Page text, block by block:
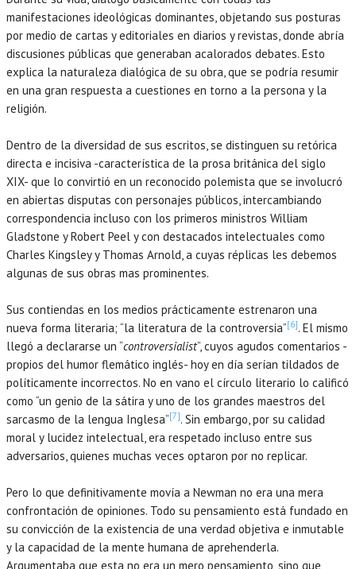
manifestaciones ideológicas dominantes, objetando sus posturas
por medio de cartas y editoriales en diarios y revistas, donde abría
discusiones públicas que generaban acalorados debates. Esto
explica la naturaleza dialógica de su obra, que se podría resumir
en una gran respuesta a cuestiones en torno a la persona y la
religión.
Dentro de la diversidad de sus escritos, se distinguen su retórica
directa e incisiva -característica de la prosa británica del siglo
XIX- que lo convirtió en un reconocido polemista que se involucró
en abiertas disputas con personajes públicos, intercambiando
correspondencia incluso con los primeros ministros William
Gladstone y Robert Peel y con destacados intelectuales como
Charles Kingsley y Thomas Arnold, a cuyas réplicas les debemos
algunas de sus obras mas prominentes.
Sus contiendas en los medios prácticamente estrenaron una
nueva forma literaria; “la literatura de la controversia”[6]. El mismo
llegó a declararse un “controversialist”, cuyos agudos comentarios -
propios del humor flemático inglés- hoy en día serían tildados de
políticamente incorrectos. No en vano el círculo literario lo calificó
como “un genio de la sátira y uno de los grandes maestros del
sarcasmo de la lengua Inglesa”[7]. Sin embargo, por su calidad
moral y lucidez intelectual, era respetado incluso entre sus
adversarios, quienes muchas veces optaron por no replicar.
Pero lo que definitivamente movía a Newman no era una mera
confrontación de opiniones. Todo su pensamiento está fundado en
su convicción de la existencia de una verdad objetiva e inmutable
y la capacidad de la mente humana de aprehenderla.
Argumentaba que esta no era un mero pensamiento, sino que